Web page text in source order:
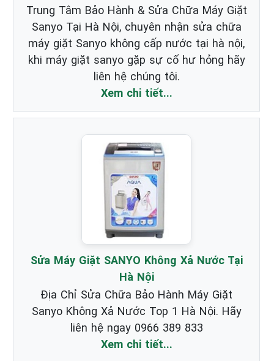
Trung Tâm Bảo Hành & Sửa Chữa Máy Giặt
Sanyo Tại Hà Nội, chuyên nhận sửa chữa
máy giặt Sanyo không cấp nước tại hà nội,
khi máy giặt sanyo gặp sự cố hư hỏng hãy
liên hệ chúng tôi.
Xem chi tiết...
Sửa Máy Giặt SANYO Không Xả Nước Tại
Hà Nội
Địa Chỉ Sửa Chữa Bảo Hành Máy Giặt
Sanyo Không Xả Nước Top 1 Hà Nội. Hãy
liên hệ ngay 0966 389 833
Xem chi tiết...